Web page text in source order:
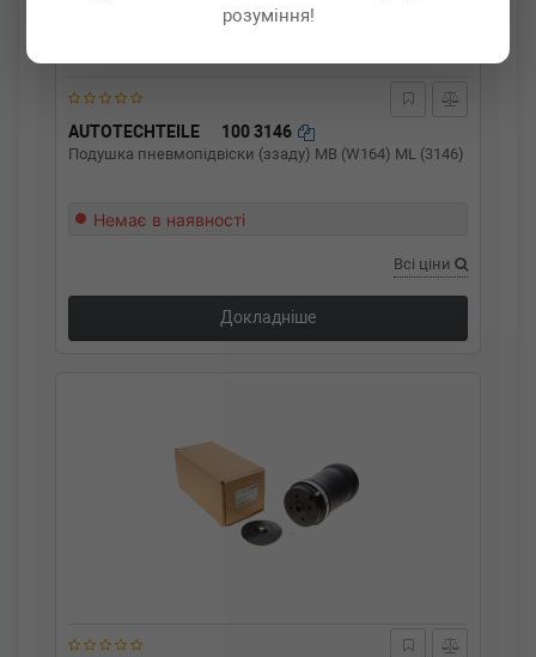
розуміння!
AUTOTECHTEILE 100 3146
Подушка пневмопідвіски (ззаду) MB (W164) ML (3146)
Немає в наявності
Всі ціни
Докладніше